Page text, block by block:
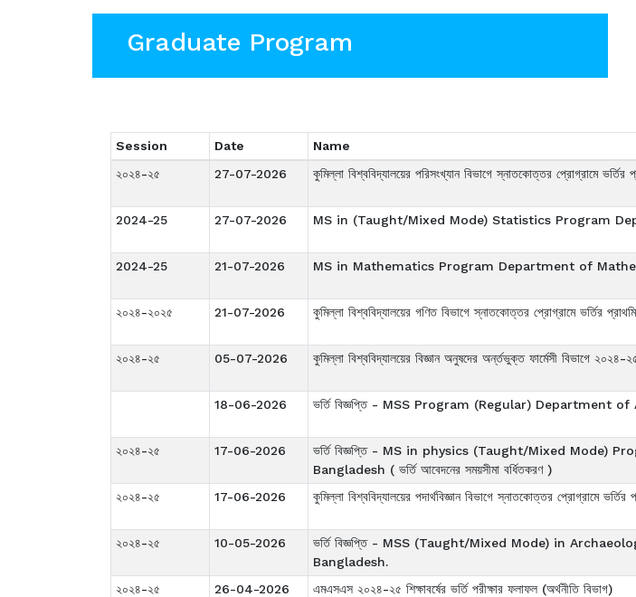
Graduate Program
Session Date Name
২০২৪-২৫
27-07-2026 কুমিল্লা বিশ্ববিদ্যালয়ের পরিসংখ্যান বিভাগে স্নাতকোত্তর প্রোগ্রামে
2024-25 27-07-2026 MS in (Taught/Mixed Mode) Statistics Program
2024-25 21-07-2026 MS in Mathematics Program Department of
২০২৪-২০২৫ 21-07-2026 কুমিল্লা বিশ্ববিদ্যালয়ের গণিত বিভাগে স্নাতকোত্তর প্রোগ্রামে ভর্তির
২০২৪-২৫ 05-07-2026 কুমিল্লা বিশ্ববিদ্যালয়ের বিজ্ঞান অনুষদের অর্ন্তভুক্ত ফার্মেসী বিভাগে
18-06-2026 ভর্তি বিজ্ঞপ্তি - MSS Program (Regular)
২০২৪-২৫ 17-06-2026
ভর্তি বিজ্ঞপ্তি - MS in physics (Taught/Mixed
Bangladesh ( ভর্তি আবেদনের সময়সীমা বর্ধিতকরণ )
২০২৪-২৫
17-06-2026 কুমিল্লা বিশ্ববিদ্যালয়ের পদার্থবিজ্ঞান বিভাগে স্নাতকোত্তর প্রোগ্রামে
২০২৪-২৫ 10-05-2026
ভর্তি বিজ্ঞপ্তি - MSS (Taught/Mixed Mode) in
Bangladesh.
২০২৪-২৫
26-04-2026 এমএসএস ২০২৪-২৫ শিক্ষাবর্ষের ভর্তি পরীক্ষার ফলাফল (অর্থনীতি বিভাগ)